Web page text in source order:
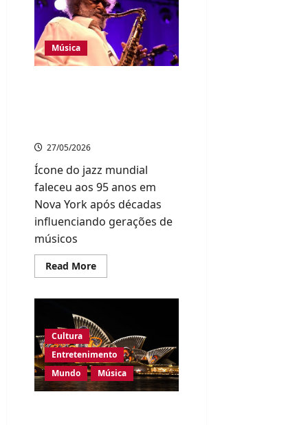
com
show
emocionante
em
Tóquio
Música
27/05/2026
Ícone do jazz mundial
faleceu aos 95 anos em
Nova York após décadas
influenciando gerações de
músicos
Read MoreRead
more
lenda
do
jazz
e
um
dos
maiores
saxofonistas
Cultura
Entretenimento
Mundo
Música